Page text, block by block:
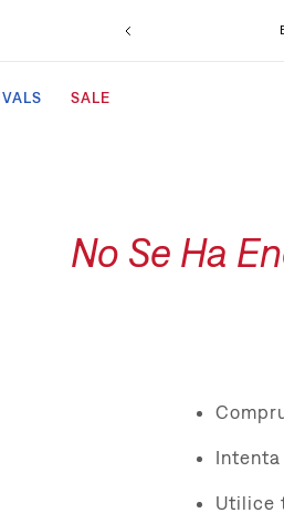
SALE
No Se Ha
Utilice